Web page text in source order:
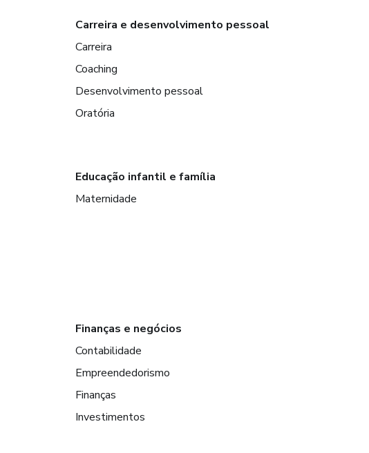
Carreira e desenvolvimento pessoal
Carreira
Coaching
Desenvolvimento pessoal
Oratória
Educação infantil e família
Maternidade
Finanças e negócios
Contabilidade
Empreendedorismo
Finanças
Investimentos